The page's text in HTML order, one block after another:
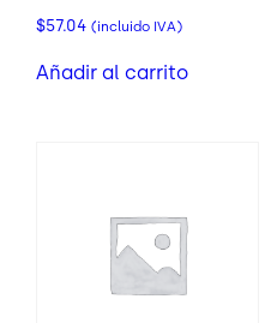
$57.04 (incluido IVA)
Añadir al carrito